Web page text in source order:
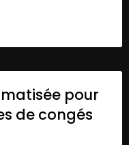
pour
de congés